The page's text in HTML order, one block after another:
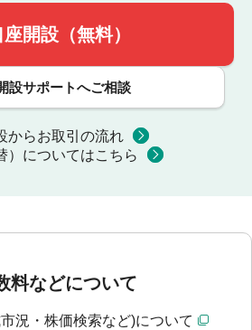
開設（無料）
設サポートへご相談
からお取引の流れ
）についてはこちら
料などについて
況・株価検索など)について